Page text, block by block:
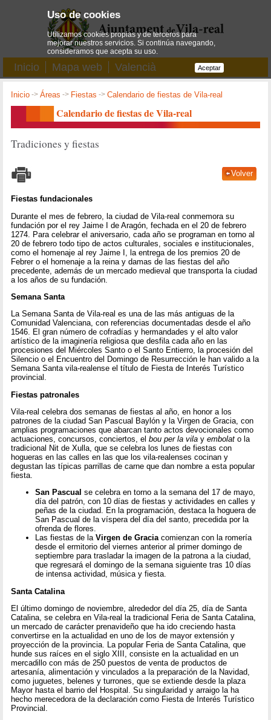
Inicio Mapa web Valencià
Inicio ->Áreas -> Fiestas ->Calendario de fiestas de Vila-real
Calendario de fiestas de Vila-real
Tradiciones y fiestas
Volver
Fiestas fundacionales
Durante el mes de febrero, la ciudad de Vila-real conmemora su
fundación por el rey Jaime I de Aragón, fechada en el 20 de febrero
1274. Para celebrar el aniversario, cada año se programan en torno al
20 de febrero todo tipo de actos culturales, sociales e institucionales,
como el homenaje al rey Jaime I, la entrega de los premios 20 de
Febrer o el homenaje a la reina y damas de las fiestas del año
precedente, además de un mercado medieval que transporta la ciudad
a los años de su fundación.
Semana Santa
La Semana Santa de Vila-real es una de las más antiguas de la
Comunidad Valenciana, con referencias documentadas desde el año
1546. El gran número de cofradías y hermandades y el alto valor
artístico de la imaginería religiosa que desfila cada año en las
procesiones del Miércoles Santo o el Santo Entierro, la procesión del
Silencio o el Encuentro del Domingo de Resurrección le han valido a la
Semana Santa vila-realense el título de Fiesta de Interés Turístico
provincial.
Fiestas patronales
Vila-real celebra dos semanas de fiestas al año, en honor a los
patrones de la ciudad San Pascual Baylón y la Virgen de Gracia, con
amplias programaciones que abarcan tanto actos devocionales como
actuaciones, concursos, conciertos, elbou per la vila yembolat o la
tradicional Nit de Xulla, que se celebra los lunes de fiestas con
hogueras en las calles en las que los vila-realenses cocinan y
degustan las típicas parrillas de carne que dan nombre a esta popular
fiesta.
San Pascualse celebra en torno a la semana del 17 de mayo,
día del patrón, con 10 días de fiestas y actividades en calles y
peñas de la ciudad. En la programación, destaca la hoguera de
San Pascual de la víspera del día del santo, precedida por la
ofrenda de flores.
Las fiestas de laVirgen de Graciacomienzan con la romería
desde el ermitorio del viernes anterior al primer domingo de
septiembre para trasladar la imagen de la patrona a la ciudad,
que regresará el domingo de la semana siguiente tras 10 días
de intensa actividad, música y fiesta.
Santa Catalina
El último domingo de noviembre, alrededor del día 25, día de Santa
Catalina, se celebra en Vila-real la tradicional Feria de Santa Catalina,
un mercado de carácter prenavideño que ha ido creciendo hasta
convertirse en la actualidad en uno de los de mayor extensión y
proyección de la provincia. La popular Feria de Santa Catalina, que
hunde sus raíces en el siglo XIII, consiste en la actualidad en un
mercadillo con más de 250 puestos de venta de productos de
artesanía, alimentación y vinculados a la preparación de la Navidad,
como juguetes, belenes y turrones, que se extiende desde la plaza
Mayor hasta el barrio del Hospital. Su singularidad y arraigo la ha
hecho merecedora de la declaración como Fiesta de Interés Turístico
Provincial.
Uso de cookies
Utilizamos cookies propias y de terceros para
mejorar nuestros servicios. Si continúa navegando,
consideramos que acepta su uso.
Aceptar